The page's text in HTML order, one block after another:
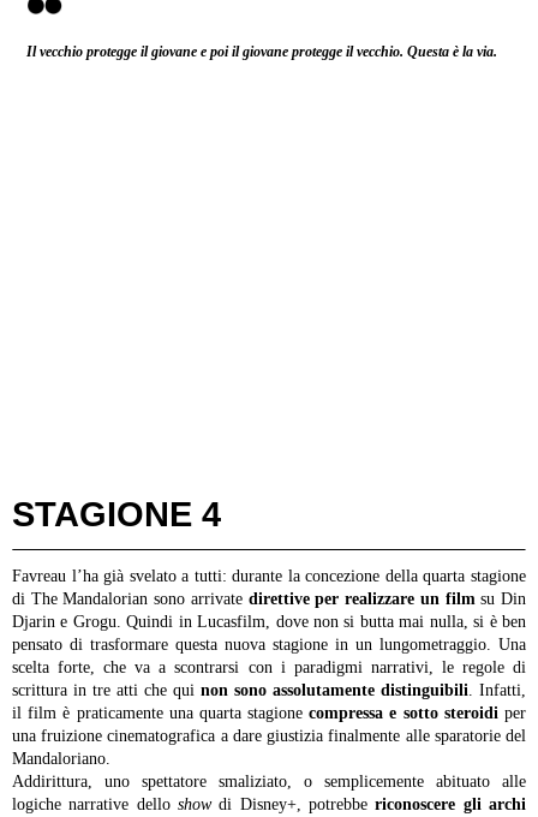
Il vecchio protegge il giovane e poi il giovane protegge il vecchio. Questa è la via.
STAGIONE 4
Favreau l’ha già svelato a tutti: durante la concezione della quarta stagione
di The Mandalorian sono arrivate direttive per realizzare un filmsu Din
Djarin e Grogu. Quindi in Lucasfilm, dove non si butta mai nulla, si è ben
pensato di trasformare questa nuova stagione in un lungometraggio. Una
scelta forte, che va a scontrarsi con i paradigmi narrativi, le regole di
scrittura in tre atti che qui non sono assolutamente distinguibili. Infatti,
il film è praticamente una quarta stagionecompressa e sotto steroidiper
una fruizione cinematografica a dare giustizia finalmente alle sparatorie del
Mandaloriano.
Addirittura, uno spettatore smaliziato, o semplicemente abituato alle
logiche narrative dello showdi Disney+, potrebbericonoscere gli archi